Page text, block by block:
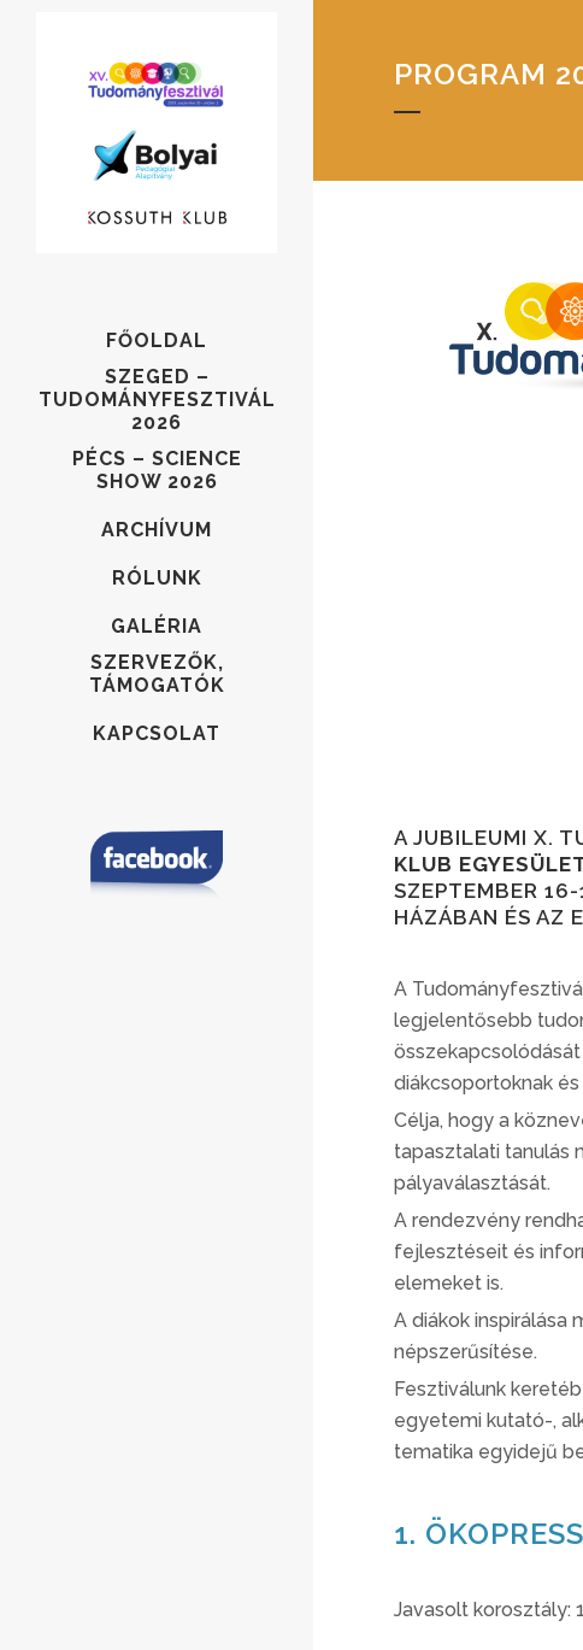
FŐOLDAL
SZEGED –
TUDOMÁNYFESZTIVÁL
2026
PÉCS – SCIENCE
SHOW 2026
ARCHÍVUM
RÓLUNK
GALÉRIA
SZERVEZŐK,
TÁMOGATÓK
KAPCSOLAT
PROGRAM
A JUBILEUMI X.
KLUB
SZEPTEMBER
HÁZÁBAN ÉS AZ
A
legjelentősebb
diákcsoportoknak
Célja, hogy a
tapasztalati tanulás
pályaválasztását.
A rendezvény
fejlesztéseit és
elemeket is.
A diákok
népszerűsítése.
Fesztiválunk
egyetemi kutató-,
tematika egyidejű
1.
Javasolt korosztály: